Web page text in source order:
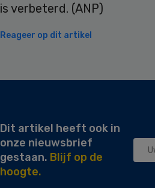
is verbeterd. (ANP)
Reageer op dit artikel
Dit artikel heeft ook in
onze nieuwsbrief
gestaan. Blijf op de
hoogte.